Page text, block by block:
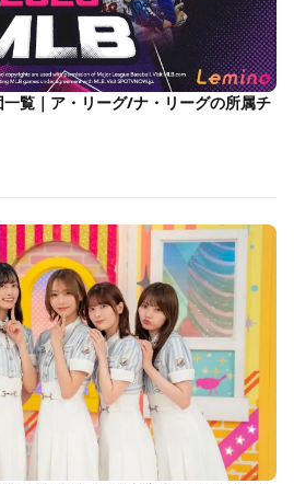
覧｜ア・リーグ/ナ・リーグの所属チ